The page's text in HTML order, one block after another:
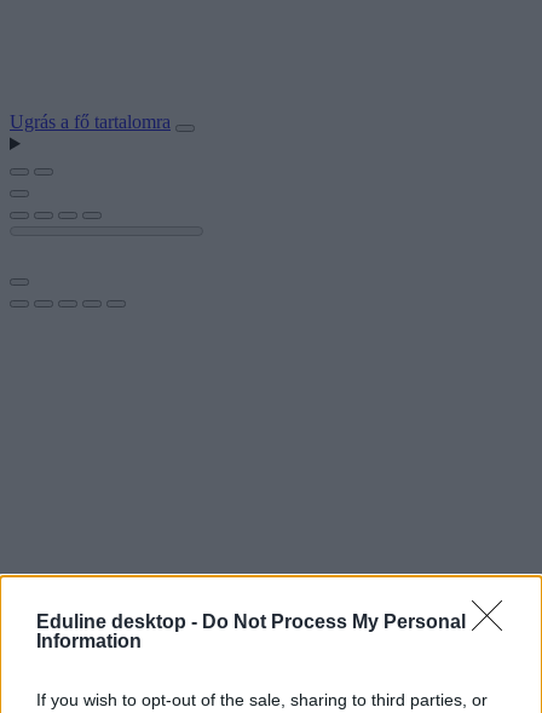
Eduline desktop - Do Not Process My Personal
Information
If you wish to opt-out of the sale, sharing to third parties, or
Ugrás a fő tartalomra